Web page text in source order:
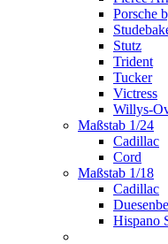
Porsche
Stutz
Trident
Tucker
Victress
Willys-
Maßstab 1/24
Cadillac
Cord
Maßstab 1/18
Cadillac
Hispano